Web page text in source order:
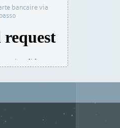
bancaire via